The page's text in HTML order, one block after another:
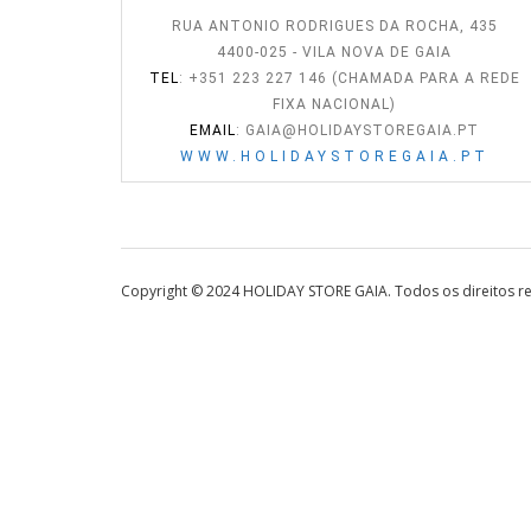
RUA ANTONIO RODRIGUES DA ROCHA, 435
4400-025 - VILA NOVA DE GAIA
TEL: +351 223 227 146 (CHAMADA PARA A REDE
FIXA NACIONAL)
EMAIL: GAIA@HOLIDAYSTOREGAIA.PT
WWW.HOLIDAYSTOREGAIA.PT
Copyright © 2024 HOLIDAY STORE GAIA. Todos os direitos